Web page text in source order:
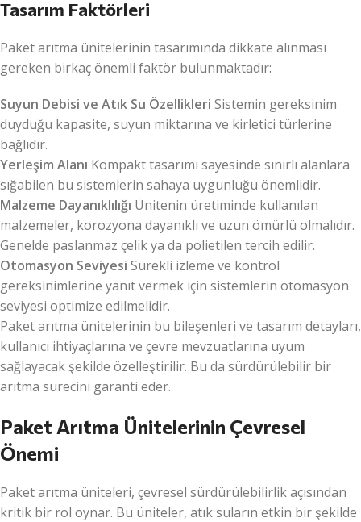
Tasarım Faktörleri
Paket arıtma ünitelerinin tasarımında dikkate alınması
gereken birkaç önemli faktör bulunmaktadır:
Suyun Debisi ve Atık Su Özellikleri Sistemin gereksinim
duyduğu kapasite, suyun miktarına ve kirletici türlerine
bağlıdır.
Yerleşim Alanı Kompakt tasarımı sayesinde sınırlı alanlara
sığabilen bu sistemlerin sahaya uygunluğu önemlidir.
Malzeme Dayanıklılığı Ünitenin üretiminde kullanılan
malzemeler, korozyona dayanıklı ve uzun ömürlü olmalıdır.
Genelde paslanmaz çelik ya da polietilen tercih edilir.
Otomasyon Seviyesi Sürekli izleme ve kontrol
gereksinimlerine yanıt vermek için sistemlerin otomasyon
seviyesi optimize edilmelidir.
Paket arıtma ünitelerinin bu bileşenleri ve tasarım detayları,
kullanıcı ihtiyaçlarına ve çevre mevzuatlarına uyum
sağlayacak şekilde özelleştirilir. Bu da sürdürülebilir bir
arıtma sürecini garanti eder.
Paket Arıtma Ünitelerinin Çevresel
Önemi
Paket arıtma üniteleri, çevresel sürdürülebilirlik açısından
kritik bir rol oynar. Bu üniteler, atık suların etkin bir şekilde